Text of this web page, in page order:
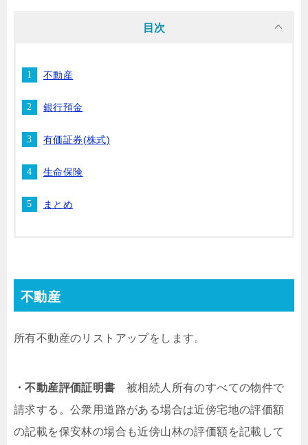
目次
不動産
銀行預金
有価証券(株式)
生命保険
まとめ
不動産
所有不動産のリストアップをします。
・不動産評価証明書 被相続人所有のすべての物件で
請求する。公衆用道路がある場合は近傍宅地の評価額
の記載を保安林の場合も近傍山林の評価額を記載して